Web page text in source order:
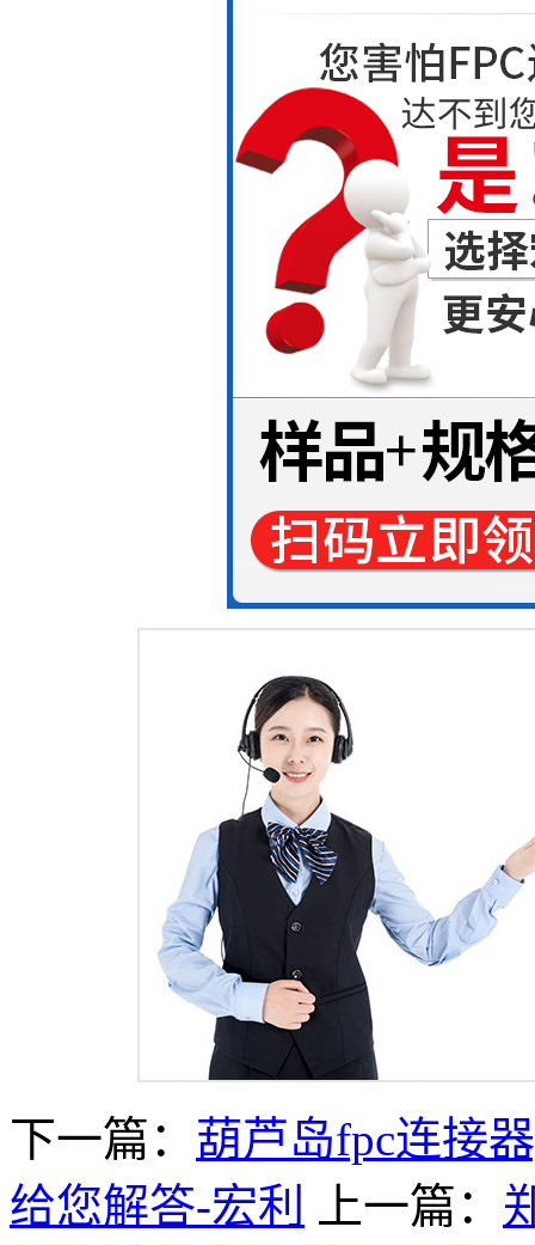
下一篇： 葫芦岛fpc连接
给您解答-宏利
上一篇：